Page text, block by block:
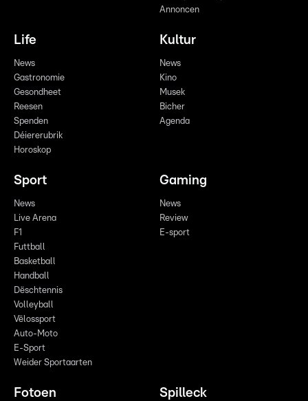
Annoncen
Life
News
Gastronomie
Gesondheet
Reesen
Spenden
Déiererubrik
Horoskop
Kultur
News
Kino
Musek
Bicher
Agenda
Sport
News
Live Arena
F1
Futtball
Basketball
Handball
Dëschtennis
Volleyball
Vëlossport
Auto-Moto
E-Sport
Weider Sportaarten
Gaming
News
Review
E-sport
Fotoen Spilleck